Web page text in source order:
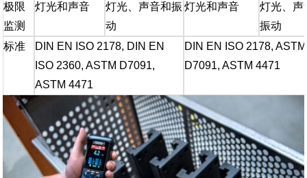
极限
监测
灯光和声音
灯光、声音和振
动
灯光和声音
灯光、声
振动
标准
DIN EN ISO 2178, DIN EN
ISO 2360, ASTM D7091,
ASTM 4471
DIN EN ISO 2178, ASTM
D7091, ASTM 4471